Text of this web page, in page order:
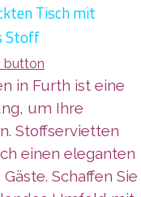
Tisch mit
Stoff
in Furth ist eine
um Ihre
Stoffservietten
einen eleganten
Schaffen Sie